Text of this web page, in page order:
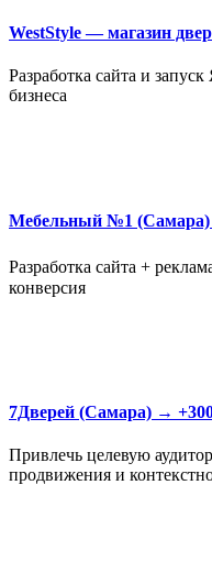
WestStyle — магазин
Разработка сайта и
бизнеса
Мебельный №1 (Самара)
Разработка сайта +
конверсия
7Дверей (Самара) →
Привлечь целевую
продвижения и